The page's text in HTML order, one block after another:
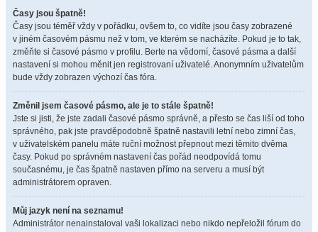
Časy jsou špatně!
Časy jsou téměř vždy v pořádku, ovšem to, co vidíte jsou časy zobrazené
v jiném časovém pásmu než v tom, ve kterém se nacházíte. Pokud je to tak,
změňte si časové pásmo v profilu. Berte na vědomí, časové pásma a další
nastavení si mohou měnit jen registrovaní uživatelé. Anonymním uživatelům
bude vždy zobrazen výchozí čas fóra.
Změnil jsem časové pásmo, ale je to stále špatně!
Jste si jisti, že jste zadali časové pásmo správně, a přesto se čas liší od toho
správného, pak jste pravděpodobně špatně nastavili letní nebo zimní čas,
v uživatelském panelu máte ruční možnost přepnout mezi těmito dvěma
časy. Pokud po správném nastavení čas pořád neodpovídá tomu
současnému, je čas špatně nastaven přímo na serveru a musí být
administrátorem opraven.
Můj jazyk není na seznamu!
Administrátor nenainstaloval vaši lokalizaci nebo nikdo nepřeložil fórum do